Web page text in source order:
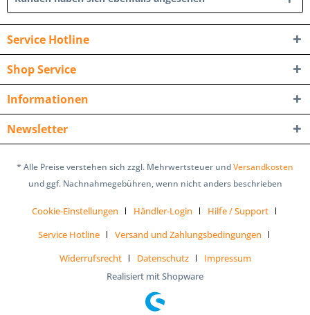
Service Hotline
Shop Service
Informationen
Newsletter
* Alle Preise verstehen sich zzgl. Mehrwertsteuer undVersandkosten
und ggf. Nachnahmegebühren, wenn nicht anders beschrieben
Cookie-Einstellungen Händler-Login
Hilfe / Support
Service Hotline
Versand und Zahlungsbedingungen
Widerrufsrecht
Datenschutz
Impressum
Realisiert mit Shopware